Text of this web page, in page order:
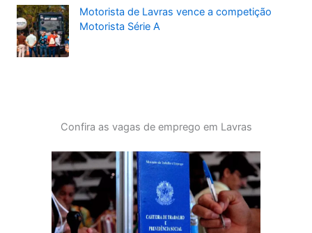
Motorista de Lavras vence a competição
Motorista Série A
Confira as vagas de emprego em Lavras